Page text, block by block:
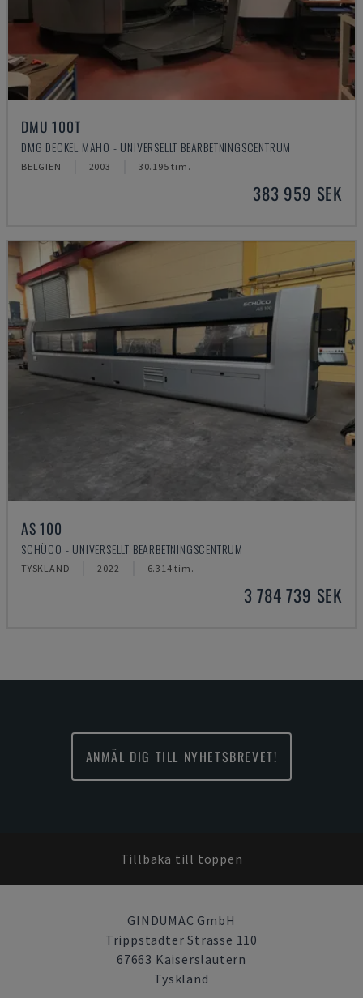
DMU 100T
DMG DECKEL MAHO - UNIVERSELLT BEARBETNINGSCENTRUM
BELGIEN 2003 30.195 tim.
383 959 SEK
AS 100
SCHÜCO - UNIVERSELLT BEARBETNINGSCENTRUM
TYSKLAND 2022 6.314 tim.
3 784 739 SEK
ANMÄL DIG TILL NYHETSBREVET!
Tillbaka till toppen
GINDUMAC GmbH
Trippstadter Strasse 110
67663 Kaiserslautern
Tyskland